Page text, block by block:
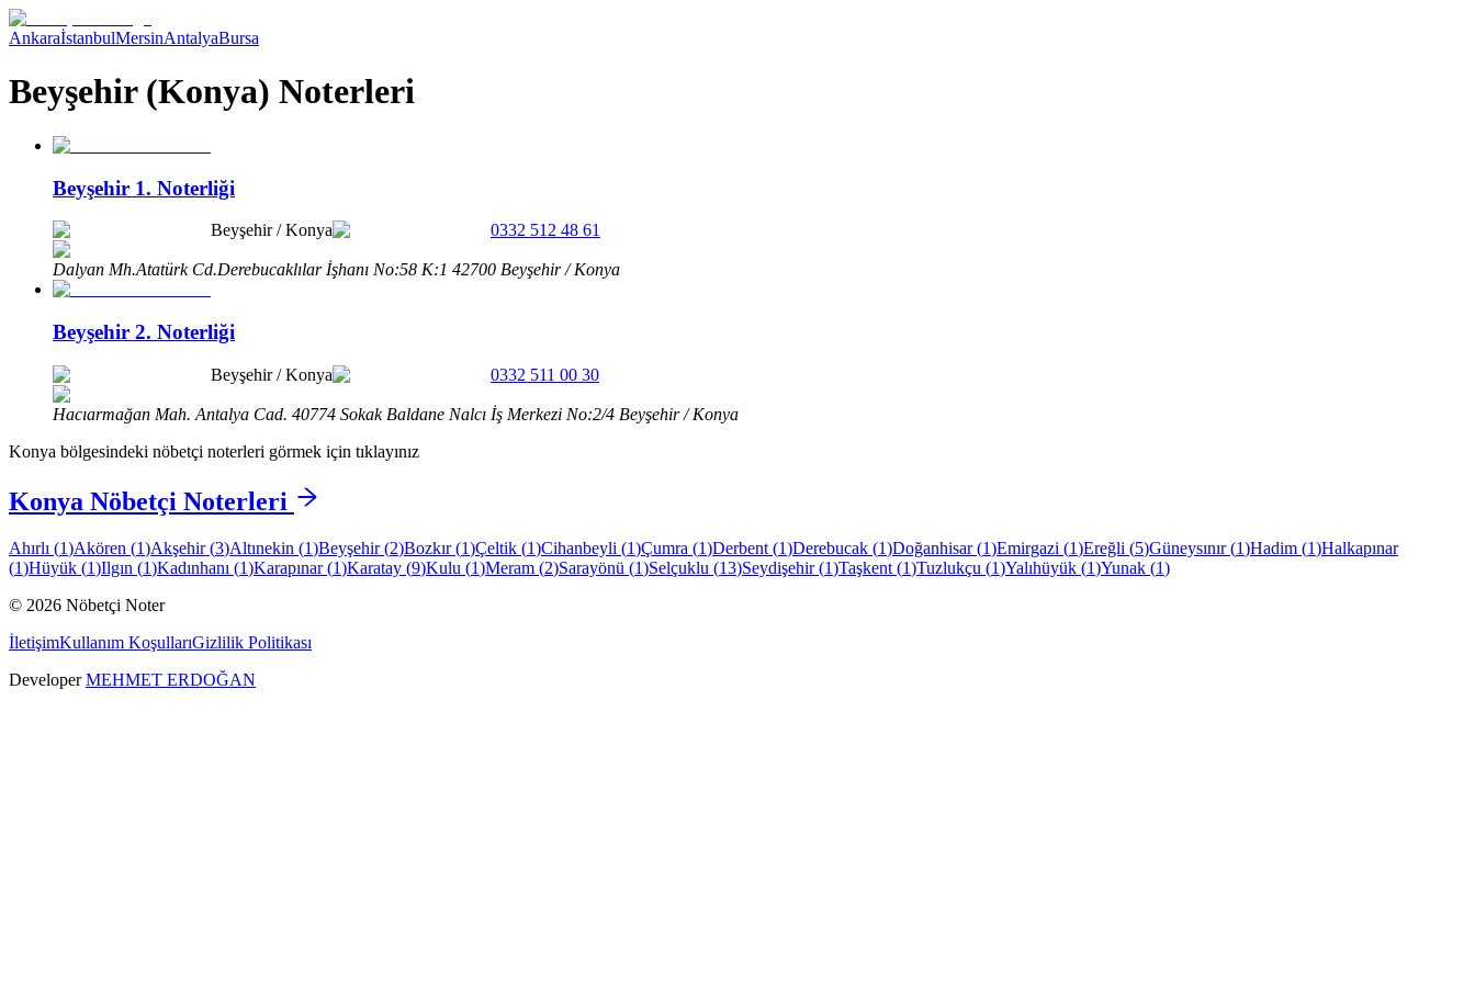
AnkaraİstanbulMersinAntalyaBursa
Beyşehir (Konya) Noterleri
Beyşehir 1. Noterliği
Beyşehir/Konya 0332 512 48 61
Dalyan Mh.Atatürk Cd.Derebucaklılar İşhanı No:58 K:1 42700 Beyşehir / Konya
Beyşehir 2. Noterliği
Beyşehir/Konya 0332 511 00 30
Hacıarmağan Mah. Antalya Cad. 40774 Sokak Baldane Nalcı İş Merkezi No:2/4 Beyşehir / Konya
Konya bölgesindeki nöbetçi noterleri görmek için tıklayınız
Konya Nöbetçi Noterleri
Ahırlı (1)Akören (1)Akşehir(3)Altınekin (1)Beyşehir(2)Bozkır(1)Çeltik (1)Cihanbeyli (1)Çumra (1)Derbent (1)Derebucak (1)Doğanhisar(1)Emirgazi (1)Ereğli (5)Güneysınır(1)Hadim (1)Halkapınar
(1)Hüyük (1)Ilgın (1)Kadınhanı (1)Karapınar(1)Karatay (9)Kulu (1)Meram (2)Sarayönü (1)Selçuklu (13)Seydişehir(1)Taşkent (1)Tuzlukçu (1)Yalıhüyük (1)Yunak (1)
© 2026 Nöbetçi Noter
İletişimKullanım KoşullarıGizlilik Politikası
DeveloperMEHMET ERDOĞAN